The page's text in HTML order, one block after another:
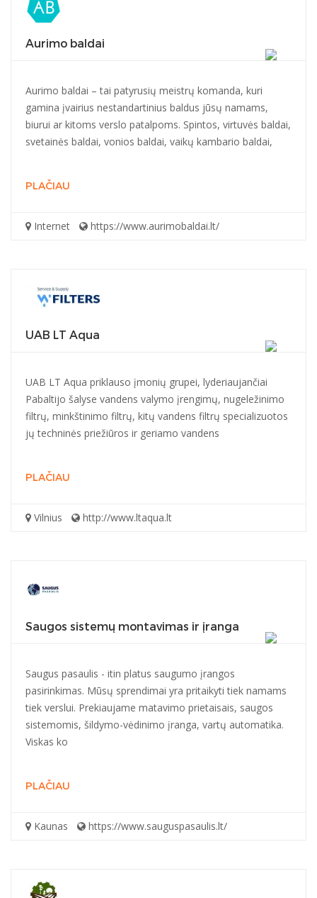
Aurimo baldai
Aurimo baldai – tai patyrusių meistrų komanda, kuri
gamina įvairius nestandartinius baldus jūsų namams,
biurui ar kitoms verslo patalpoms. Spintos, virtuvės baldai,
svetainės baldai, vonios baldai, vaikų kambario baldai,
PLAČIAU
Internet https://www.aurimobaldai.lt/
UAB LT Aqua
UAB LT Aqua priklauso įmonių grupei, lyderiaujančiai
Pabaltijo šalyse vandens valymo įrengimų, nugeležinimo
filtrų, minkštinimo filtrų, kitų vandens filtrų specializuotos
jų techninės priežiūros ir geriamo vandens
PLAČIAU
Vilnius http://www.ltaqua.lt
Saugos sistemų montavimas ir įranga
Saugus pasaulis - itin platus saugumo įrangos
pasirinkimas. Mūsų sprendimai yra pritaikyti tiek namams
tiek verslui. Prekiaujame matavimo prietaisais, saugos
sistemomis, šildymo-vėdinimo įranga, vartų automatika.
Viskas ko
PLAČIAU
Kaunas https://www.sauguspasaulis.lt/